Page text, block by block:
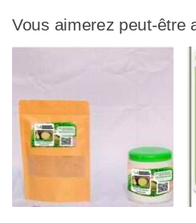
Vous aimerez peut-être